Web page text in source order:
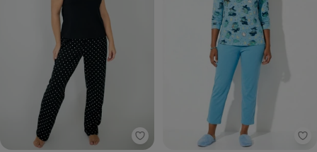
Piante Pijamas - Pijama